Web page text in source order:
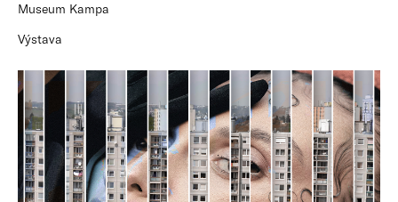
Museum Kampa
Výstava